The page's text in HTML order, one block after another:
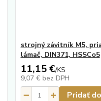
strojný závitník M5,
lámač, DIN371, HSSCo5
11,15 €/KS
9,07 € bez DPH
Pridať